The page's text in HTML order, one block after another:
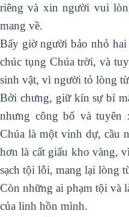
riêng và xin người vui
mang về.
Bấy giờ người bảo nhỏ hai
chúc tụng Chúa trời, và
sinh vật, vì người tỏ lòng
Bởi chưng, giữ kín sự bí
nhưng công bố và tuyên
Chúa là một vinh dự, cầu
hơn là cất giấu kho vàng,
sạch tội lỗi, mang lại lòng
Còn những ai phạm tội và
của linh hồn mình.